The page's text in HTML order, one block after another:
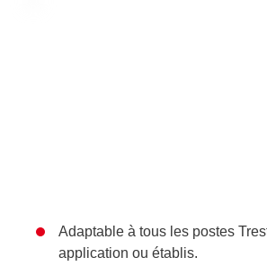
Adaptable à tous les postes
application ou établis.